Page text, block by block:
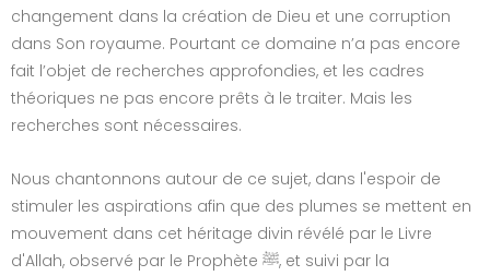
changement dans la création de Dieu et une corruption
dans Son royaume. Pourtant ce domaine n’a pas encore
fait l’objet de recherches approfondies, et les cadres
théoriques ne pas encore prêts à le traiter. Mais les
recherches sont nécessaires.
Nous chantonnons autour de ce sujet, dans l'espoir de
stimuler les aspirations afin que des plumes se mettent en
mouvement dans cet héritage divin révélé par le Livre
d'Allah, observé par le Prophète ﷺ, et suivi par la